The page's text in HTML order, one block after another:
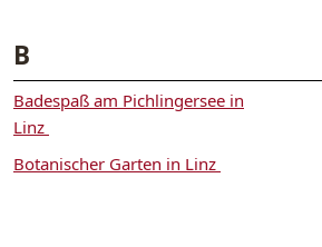
B
Badespaß am Pichlingersee in
Linz
Botanischer Garten in Linz